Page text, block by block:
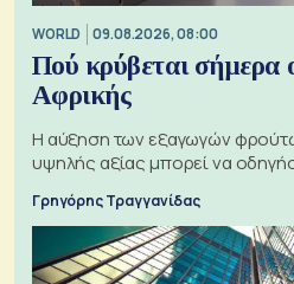
WORLD 09.08.2026, 08:00
Πού κρύβεται σήμερα
Αφρικής
Η αύξηση των εξαγωγών
υψηλής αξίας μπορεί να
Γρηγόρης Τραγγανίδας